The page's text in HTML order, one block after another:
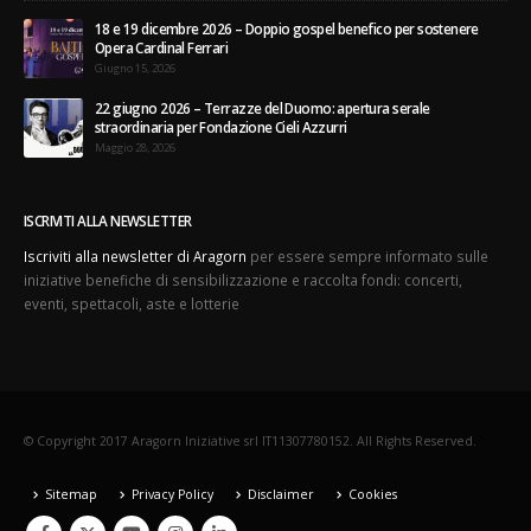
18 e 19 dicembre 2026 – Doppio gospel benefico per sostenere
Opera Cardinal Ferrari
Giugno 15, 2026
22 giugno 2026 – Terrazze del Duomo: apertura serale
straordinaria per Fondazione Cieli Azzurri
Maggio 28, 2026
ISCRIVITI ALLA NEWSLETTER
Iscriviti alla newsletter di Aragorn per essere sempre informato sulle
iniziative benefiche di sensibilizzazione e raccolta fondi: concerti,
eventi, spettacoli, aste e lotterie
© Copyright 2017 Aragorn Iniziative srl IT11307780152. All Rights Reserved.
Sitemap Privacy Policy Disclaimer Cookies